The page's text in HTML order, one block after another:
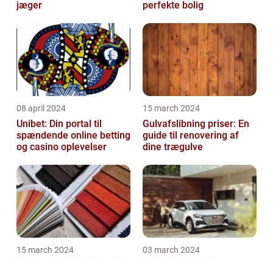
jæger perfekte bolig
08 april 2024
Unibet: Din portal til
spændende online betting
og casino oplevelser
15 march 2024
Gulvafslibning priser: En
guide til renovering af
dine trægulve
15 march 2024 03 march 2024